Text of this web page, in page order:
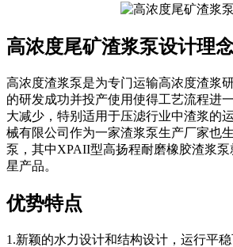
高浓度尾矿渣浆泵设计理
高浓度渣浆泵是为专门运输高浓度渣浆
的研发成功并投产使用使得工艺流程进
大减少，特别适用于压滤行业中渣浆的
械有限公司作为一家渣浆泵生产厂家也
泵，其中XPAII型高扬程耐磨橡胶渣浆
星产品。
优势特点
1.新颖的水力设计和结构设计，运行平